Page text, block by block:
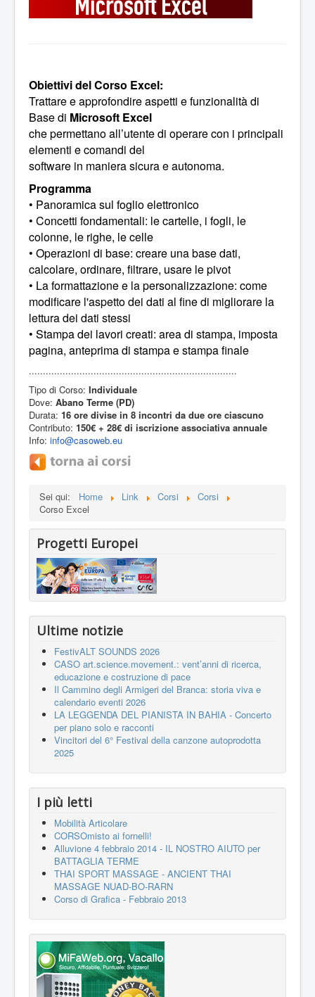
Obiettivi del Corso Excel:
Trattare e approfondire aspetti e funzionalità di
Base di Microsoft Excel
che permettano all’utente di operare con i principali
elementi e comandi del
software in maniera sicura e autonoma.
Programma
• Panoramica sul foglio elettronico
• Concetti fondamentali: le cartelle, i fogli, le
colonne, le righe, le celle
• Operazioni di base: creare una base dati,
calcolare, ordinare, filtrare, usare le pivot
• La formattazione e la personalizzazione: come
modificare l'aspetto dei dati al fine di migliorare la
lettura dei dati stessi
• Stampa dei lavori creati: area di stampa, imposta
pagina, anteprima di stampa e stampa finale
..........................................................................
Tipo di Corso: Individuale
Dove: Abano Terme (PD)
Durata: 16 ore divise in 8 incontri da due ore ciascuno
Contributo: 150€ + 28€ di iscrizione associativa annuale
Info: info@casoweb.eu
Sei qui: Home Link Corsi
Corsi
Corso Excel
Progetti Europei
Ultime notizie
FestivALT SOUNDS 2026
CASO art.science.movement.: vent’anni di ricerca,
educazione e costruzione di pace
Il Cammino degli Armigeri del Branca: storia viva e
calendario eventi 2026
LA LEGGENDA DEL PIANISTA IN BAHIA - Concerto
per piano solo e racconti
Vincitori del 6° Festival della canzone autoprodotta
2025
I più letti
Mobilità Articolare
CORSOmisto ai fornelli!
Alluvione 4 febbraio 2014 - IL NOSTRO AIUTO per
BATTAGLIA TERME
THAI SPORT MASSAGE - ANCIENT THAI
MASSAGE NUAD-BO-RARN
Corso di Grafica - Febbraio 2013